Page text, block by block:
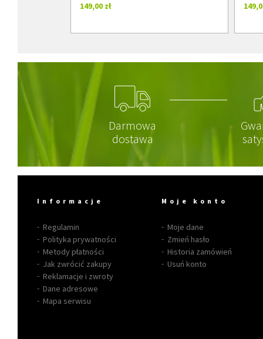
149,00 zł
Darmowa
dostawa
Informacje
Regulamin
Polityka prywatności
Metody płatności
Jak zwrócić zakupy
Reklamacje i zwroty
Dane adresowe
Mapa serwisu
Moje konto
Moje dane
Zmień hasło
Historia zamówień
Usuń konto